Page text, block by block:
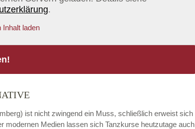
.
Inhalt laden
ist nicht zwingend ein Muss, schließlich erweist sich
modernen Medien lassen sich Tanzkurse heutzutage auch